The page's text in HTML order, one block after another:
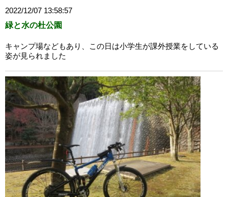
2022/12/07 13:58:57
緑と水の杜公園
キャンプ場などもあり、この日は小学生が課外授業をしている
姿が見られました